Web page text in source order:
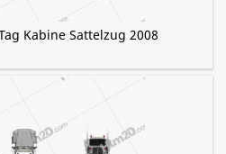
Kabine Sattelzug 2008